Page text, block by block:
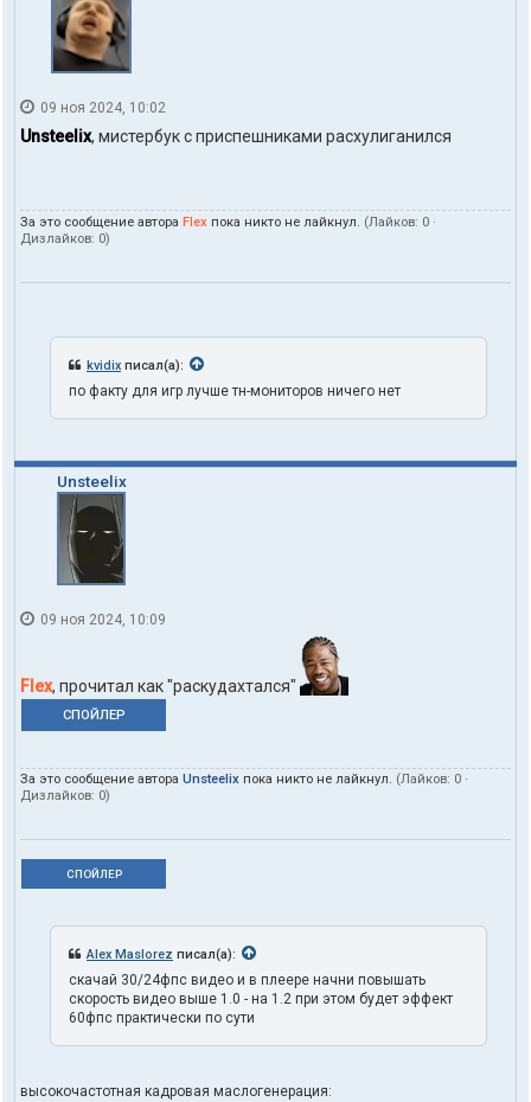
09 ноя 2024, 10:02
Unsteelix, мистербук с приспешниками расхулиганился
За это сообщение автора Flex пока никто не лайкнул. (Лайков: 0 ·
Дизлайков: 0)
kvidix писал(а):
по факту для игр лучше тн-мониторов ничего нет
Unsteelix
09 ноя 2024, 10:09
Flex, прочитал как "раскудахтался"
СПОЙЛЕР
За это сообщение автора Unsteelix пока никто не лайкнул. (Лайков: 0 ·
Дизлайков: 0)
СПОЙЛЕР
Alex Maslorez писал(а):
скачай 30/24фпс видео и в плеере начни повышать
скорость видео выше 1.0 - на 1.2 при этом будет эффект
60фпс практически по сути
высокочастотная кадровая маслогенерация: